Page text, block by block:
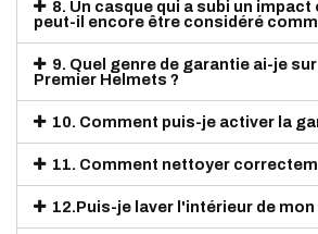
8. Un casque qui a subi un
peut-il encore être considéré
9. Quel genre de garantie ai-je
Premier Helmets ?
10. Comment puis-je activer la
11. Comment nettoyer
12.Puis-je laver l'intérieur de mon